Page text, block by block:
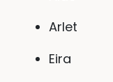
Arlet
Eira